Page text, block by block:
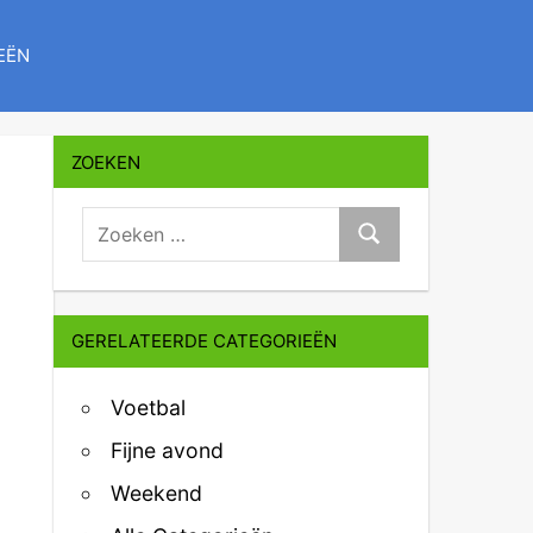
ZOEKEN
zoeken:
Zoeken
GERELATEERDE CATEGORIEËN
Voetbal
Fijne avond
Weekend